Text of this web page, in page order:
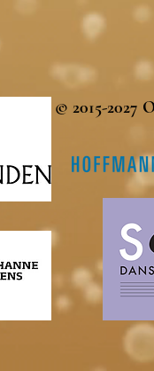
© 2015-2027